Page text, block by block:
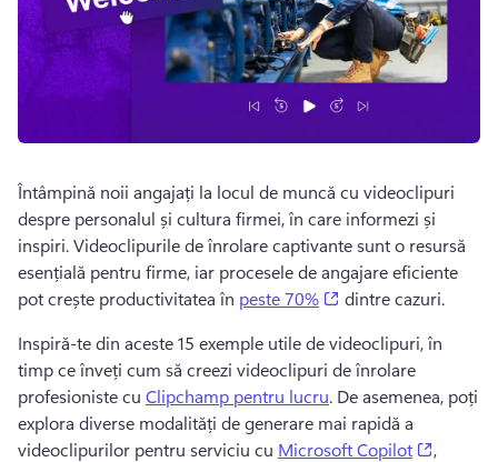
Întâmpină noii angajați la locul de muncă cu videoclipuri
despre personalul și cultura firmei, în care informezi și
inspiri. Videoclipurile de înrolare captivante sunt o resursă
esențială pentru firme, iar procesele de angajare eficiente
pot crește productivitatea în peste 70% (opens in a new tab)
dintre cazuri.
Inspiră-te din aceste 15 exemple utile de videoclipuri, în
timp ce înveți cum să creezi videoclipuri de înrolare
profesioniste cu Clipchamp pentru lucru. De asemenea, poți
explora diverse modalități de generare mai rapidă a
videoclipurilor pentru serviciu cu Microsoft Copilot
,